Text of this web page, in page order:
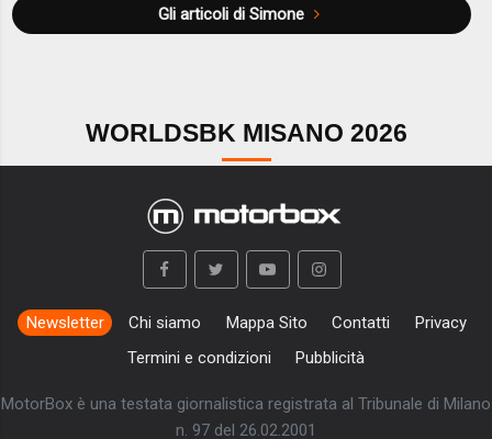
Gli articoli di Simone
WORLDSBK MISANO 2026
Newsletter Chi siamo Mappa Sito Contatti
Privacy
Termini e condizioni
Pubblicità
MotorBox è una testata giornalistica registrata al Tribunale di Milano
n. 97 del 26.02.2001